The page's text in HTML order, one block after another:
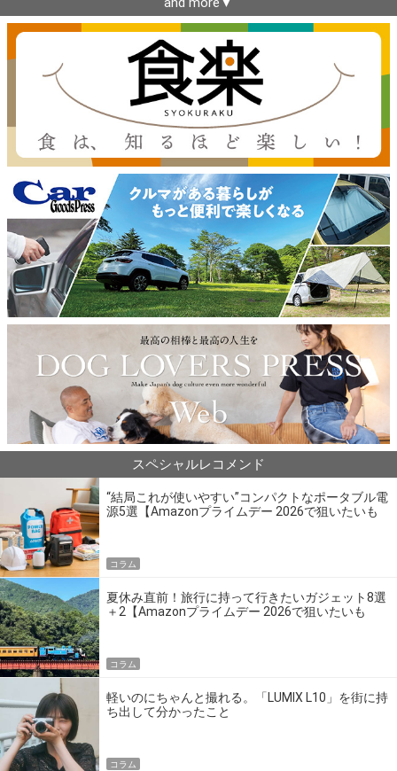
スペシャルレコメンド
“結局これが使いやすい”コンパクトなポータブル電
源5選【Amazonプライムデー 2026で狙いたいも
コラム
夏休み直前！旅行に持って行きたいガジェット8選
＋2【Amazonプライムデー 2026で狙いたいも
コラム
軽いのにちゃんと撮れる。「LUMIX L10」を街に持
ち出して分かったこと
コラム